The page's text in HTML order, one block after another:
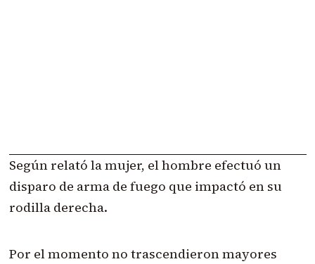
Según relató la mujer, el hombre efectuó un
disparo de arma de fuego que impactó en su
rodilla derecha.
Por el momento no trascendieron mayores